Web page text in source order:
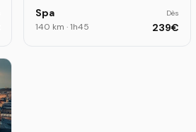
Spa
140 km ·1h45
Dès
239€